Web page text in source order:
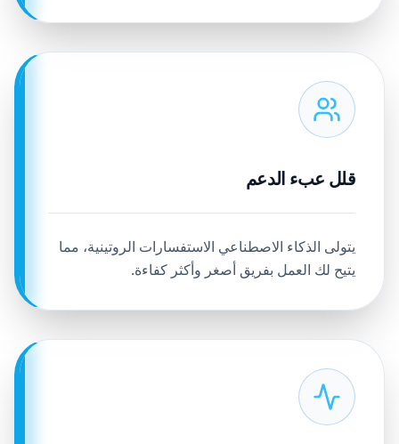
قلل عبء الدعم
يتولى الذكاء الاصطناعي الاستفسارات الروتينية، مما
يتيح لك العمل بفريق أصغر وأكثر كفاءة.